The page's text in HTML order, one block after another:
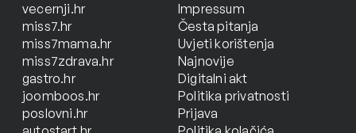
vecernji.hr
miss7.hr
miss7mama.hr
miss7zdrava.hr
gastro.hr
joomboos.hr
poslovni.hr
Impressum
Česta pitanja
Uvjeti korištenja
Najnovije
Digitalni akt
Politika privatnosti
Prijava